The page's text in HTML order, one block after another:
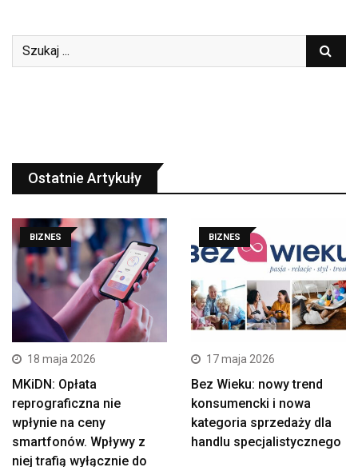
Ostatnie Artykuły
BIZNES
18 maja 2026
MKiDN: Opłata
reprograficzna nie
wpłynie na ceny
smartfonów. Wpływy z
niej trafią wyłącznie do
BIZNES
17 maja 2026
Bez Wieku: nowy trend
konsumencki i nowa
kategoria sprzedaży dla
handlu specjalistycznego